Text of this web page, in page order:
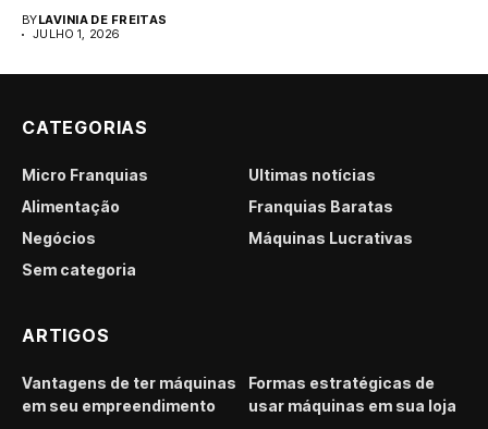
BYLAVINIA DE FREITAS
JULHO 1, 2026
CATEGORIAS
Micro Franquias
Últimas notícias
Alimentação
Franquias Baratas
Negócios
Máquinas Lucrativas
Sem categoria
ARTIGOS
Vantagens de ter máquinas
em seu empreendimento
Formas estratégicas de
usar máquinas em sua loja